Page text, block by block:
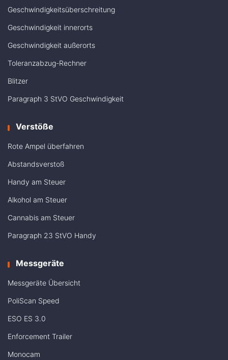
Geschwindigkeitsüberschreitung
Geschwindigkeit innerorts
Geschwindigkeit außerorts
Toleranzabzug-Rechner
Blitzer
Paragraph 3 StVO Geschwindigkeit
Verstöße
Rote Ampel überfahren
Abstandsverstoß
Handy am Steuer
Alkohol am Steuer
Cannabis am Steuer
Paragraph 23 StVO Handy
Messgeräte
Messgeräte Übersicht
PoliScan Speed
ESO ES 3.0
Enforcement Trailer
Monocam